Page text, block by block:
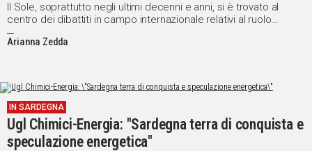
Il Sole, soprattutto negli ultimi decenni e anni, si è trovato al
centro dei dibattiti in campo internazionale relativi al ruolo
fondamentale che esso ricopre nelle politiche ambientali
Arianna Zedda
IN SARDEGNA
Ugl Chimici-Energia: "Sardegna terra di conquista e
speculazione energetica"